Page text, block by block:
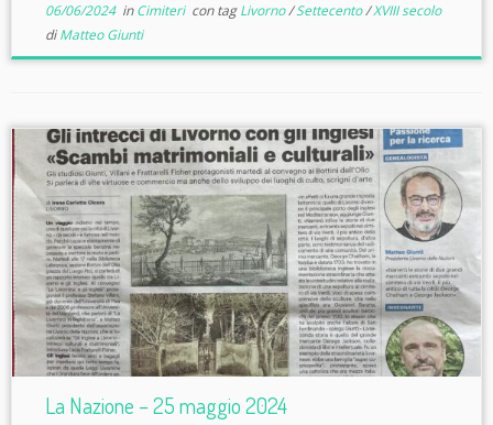
06/06/2024inCimiteri con tagLivorno/Settecento/XVIII secolo
diMatteo Giunti
La Nazione – 25 maggio 2024